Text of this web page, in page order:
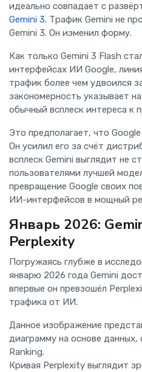
идеально совпадает с
Gemini 3. Трафик Gemini не
Gemini 3. Он изменил форму.
Как только Gemini 3 Flash
интерфейсах ИИ Google,
трафик более чем удвоился
закономерность указывает
обычный всплеск интереса к
Это предполагает, что
Он усилил его за счёт
всплеск Gemini выглядит не
пользователями лучшей
превращение Google своих
ИИ-интерфейсов в мощный
Январь 2026:
Perplexity
Погружаясь глубже в
январю 2026 года Gemini
впервые он превзошёл
трафика от ИИ.
Данное изображение
диаграмму на основе
Ranking.
Кривая Perplexity выглядит